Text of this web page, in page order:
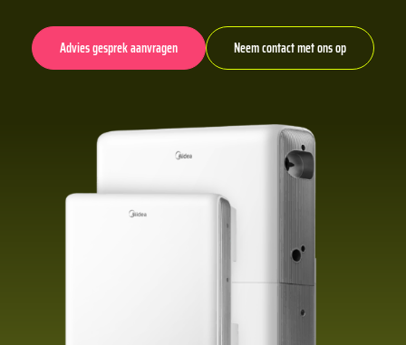
Advies gesprek aanvragen Neem contact met ons op